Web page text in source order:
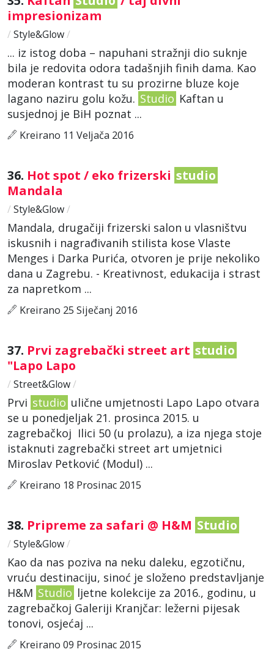
impresionizam
/ Style&Glow/
... iz istog doba – napuhani stražnji dio suknje
bila je redovita odora tadašnjih finih dama. Kao
moderan kontrast tu su prozirne bluze koje
lagano naziru golu kožu. Studio Kaftan u
susjednoj je BiH poznat ...
Kreirano 11 Veljača 2016
36. Hot spot / eko frizerski studio
Mandala
/ Style&Glow/
Mandala, drugačiji frizerski salon u vlasništvu
iskusnih i nagrađivanih stilista kose Vlaste
Menges i Darka Purića, otvoren je prije nekoliko
dana u Zagrebu. - Kreativnost, edukacija i strast
za napretkom ...
Kreirano 25 Siječanj 2016
37. Prvi zagrebački street art studio
"Lapo Lapo
/ Street&Glow/
Prvi studio ulične umjetnosti Lapo Lapo otvara
se u ponedjeljak 21. prosinca 2015. u
zagrebačkoj Ilici 50 (u prolazu), a iza njega stoje
istaknuti zagrebački street art umjetnici
Miroslav Petković (Modul) ...
Kreirano 18 Prosinac 2015
38. Pripreme za safari @ H&M Studio
/ Style&Glow/
Kao da nas poziva na neku daleku, egzotičnu,
vruću destinaciju, sinoć je složeno predstavljanje
H&M Studio ljetne kolekcije za 2016., godinu, u
zagrebačkoj Galeriji Kranjčar: ležerni pijesak
tonovi, osjećaj ...
Kreirano 09 Prosinac 2015